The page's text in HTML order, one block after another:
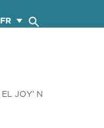
FR
EL JOY’ N